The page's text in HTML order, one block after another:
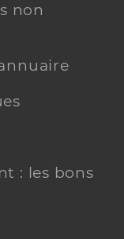
non
: les bons